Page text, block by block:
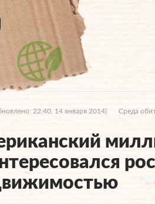
22:40, 14 января 2014) Среда